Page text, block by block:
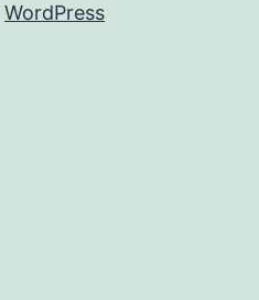
WordPress